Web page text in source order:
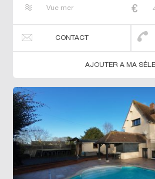
Terrain Villa
Vue mer
CONTACT
AJOUTER A MA